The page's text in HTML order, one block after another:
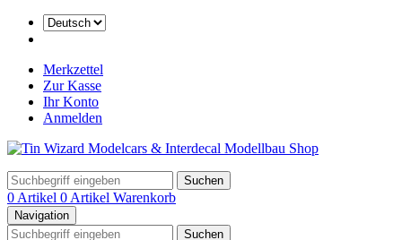
Merkzettel
Zur Kasse
Ihr Konto
Anmelden
Suchen
0 Artikel 0 Artikel Warenkorb
Navigation
Suchen